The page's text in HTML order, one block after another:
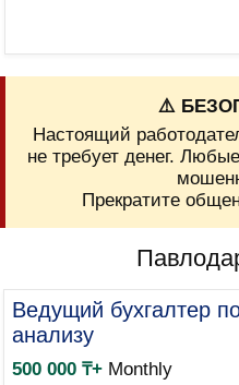
⚠️
Настоящий
не требует денег.
Прекратите
Ведущий бухгалтер
анализу
500 000 ₸+Monthly